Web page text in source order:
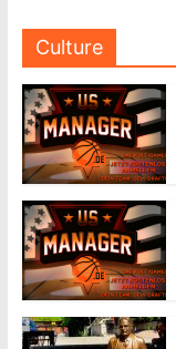
Culture